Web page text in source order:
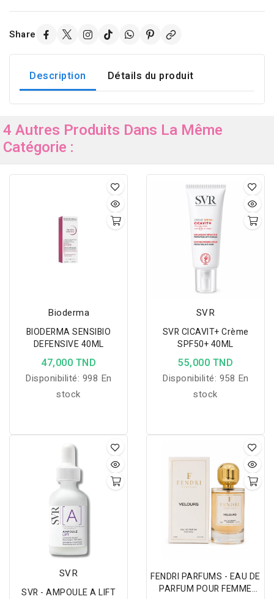
Share
Description Détails du produit
4 Autres Produits Dans La Même
Catégorie :
Bioderma
BIODERMA SENSIBIO
DEFENSIVE 40ML
47,000 TND
Disponibilité: 998 En
stock
SVR
SVR CICAVIT+ Crème
SPF50+ 40ML
55,000 TND
Disponibilité: 958 En
stock
SVR
SVR - AMPOULE A LIFT
FENDRI PARFUMS - EAU DE
PARFUM POUR FEMME